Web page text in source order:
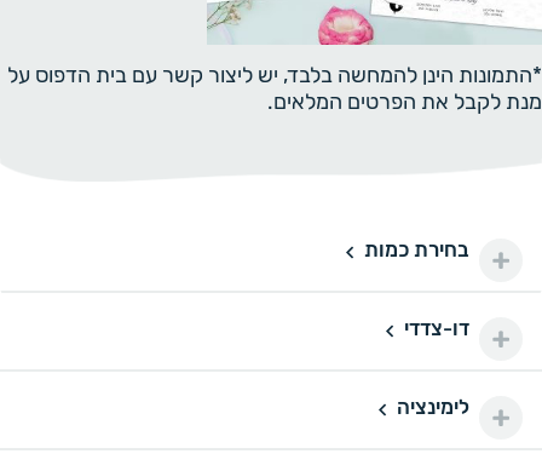
*התמונות הינן להמחשה בלבד, יש ליצור קשר עם בית הדפוס על
מנת לקבל את הפרטים המלאים.
100 100 יחידות
200 יחידות
110 ₪
160 ₪
בחירת כמות
דו-צדדידו-צדדי
לימינציהלימינציה